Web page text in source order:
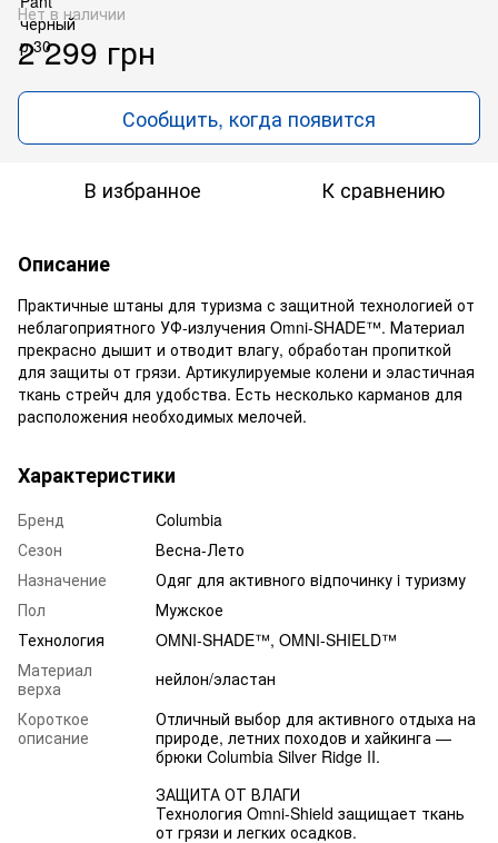
Нет в наличии
2 299 грн
Сообщить, когда появится
В избранное К сравнению
Описание
Практичные штаны для туризма с защитной технологией от
неблагоприятного УФ-излучения Omni-SHADE™. Материал
прекрасно дышит и отводит влагу, обработан пропиткой
для защиты от грязи. Артикулируемые колени и эластичная
ткань стрейч для удобства. Есть несколько карманов для
расположения необходимых мелочей.
Характеристики
Бренд
Columbia
Сезон
Весна-Лето
Назначение
Одяг для активного вiдпочинку i туризму
Пол
Мужское
Технология
OMNI-SHADE™, OMNI-SHIELD™
Материал
верха
нейлон/эластан
Короткое
описание
Отличный выбор для активного отдыха на
природе, летних походов и хайкинга —
брюки Columbia Silver Ridge II.
ЗАЩИТА ОТ ВЛАГИ
Технология Omni-Shield защищает ткань
от грязи и легких осадков.